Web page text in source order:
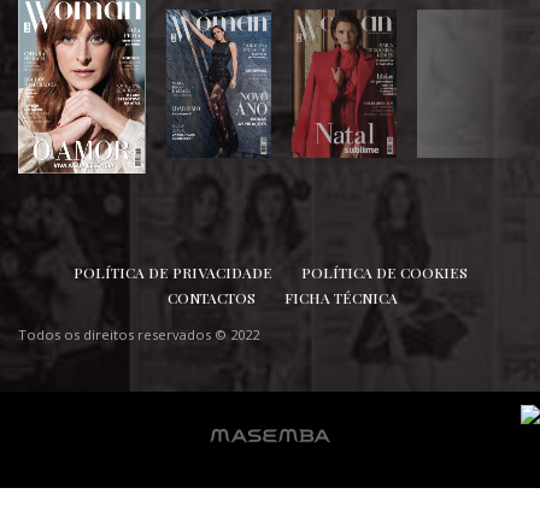
SIGA-NOS
POLÍTICA DE PRIVACIDADE
POLÍTICA DE COOKIES
CONTACTOS
FICHA TÉCNICA
Todos os direitos reservados © 2022